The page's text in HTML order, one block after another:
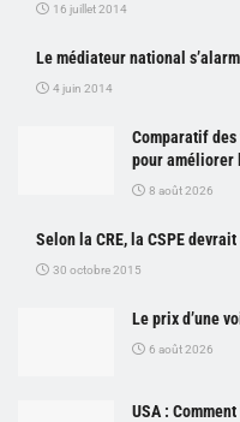
16 juillet 2014
Le médiateur national
4 juin 2014
Comparatif
pour améliorer
8 août 2026
Selon la CRE, la CSPE
30 octobre 2015
Le prix d’une
6 août 2026
USA :